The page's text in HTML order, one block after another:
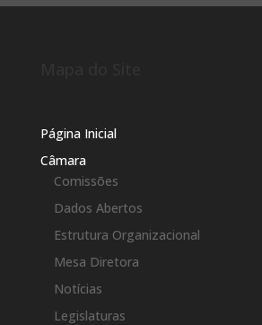
Página Inicial
Câmara
Comissões
Dados Abertos
Estrutura Organizacional
Mesa Diretora
Notícias
Legislaturas